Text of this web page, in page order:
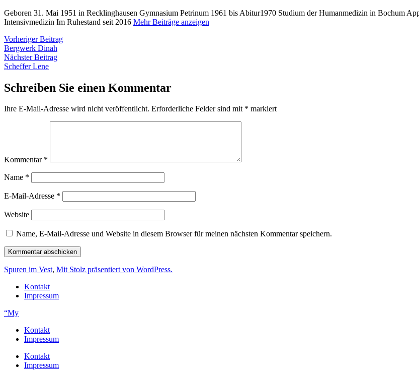
Geboren 31. Mai 1951 in Recklinghausen Gymnasium Petrinum 1961 bis Abitur1970 Studium der Humanmedizin in Bochum
Intensivmedizin Im Ruhestand seit 2016 Mehr Beiträge anzeigen
Beitragsnavigation
Vorheriger BeitragVorheriger
Bergwerk Dinah
Nächster BeitragNächster
Scheffer Lene
Schreiben Sie einen Kommentar
Ihre E-Mail-Adresse wird nicht veröffentlicht. Erforderliche Felder sind mit * markiert
Kommentar *
Name *
E-Mail-Adresse *
Website
Name, E-Mail-Adresse und Website in diesem Browser für meinen nächsten Kommentar speichern.
Spuren im Vest, Mit Stolz präsentiert von WordPress.
Kontakt
Impressum
“My
Kontakt
Impressum
Kontakt
Impressum